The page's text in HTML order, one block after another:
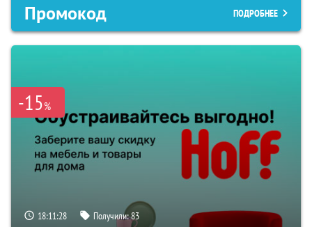
Промокод ПОДРОБНЕЕ
-15%
18:11:27 Получили:83